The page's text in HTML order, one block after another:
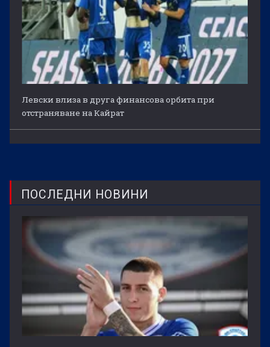
Левски влиза в друга финансова орбита при
отстраняване на Кайрат
ПОСЛЕДНИ НОВИНИ